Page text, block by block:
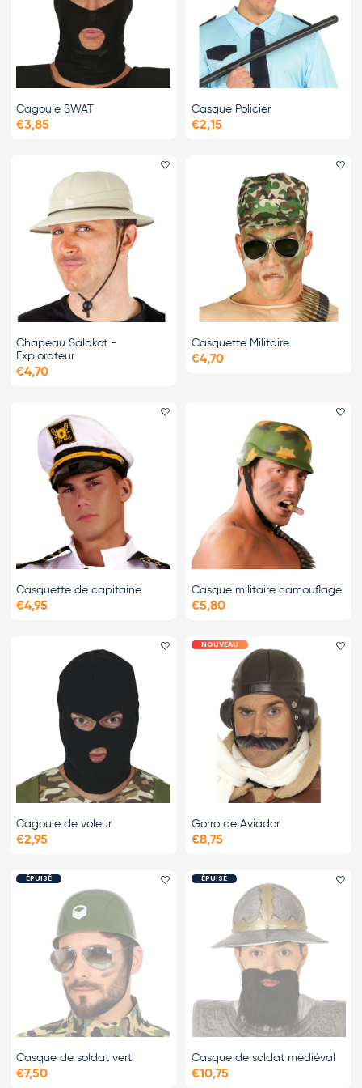
ÉPUISÉ Ajouter le favori
Casque de soldat vert
€7,50
ÉPUISÉ
Casque de soldat médiéval
€10,75
Cagoule SWAT
€3,85
Casque Policier
€2,15
Chapeau Salakot -
Explorateur
€4,70
Casquette Militaire
€4,70
Casquette de capitaine
€4,95
Casque militaire camouflage
€5,80
Ajouter le favori
Cagoule de voleur
€2,95
NOUVEAU
Gorro de Aviador
€8,75